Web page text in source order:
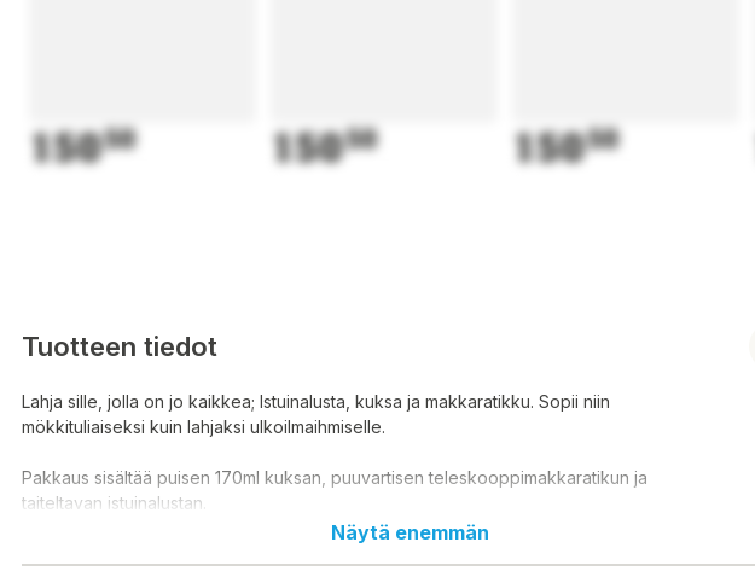
15050 15050 15050
Tuotteen tiedot
Lahja sille, jolla on jo kaikkea; Istuinalusta, kuksa ja makkaratikku. Sopii niin
mökkituliaiseksi kuin lahjaksi ulkoilmaihmiselle.
Pakkaus sisältää puisen 170ml kuksan, puuvartisen teleskooppimakkaratikun ja
taiteltavan istuinalustan.
Näytä enemmän